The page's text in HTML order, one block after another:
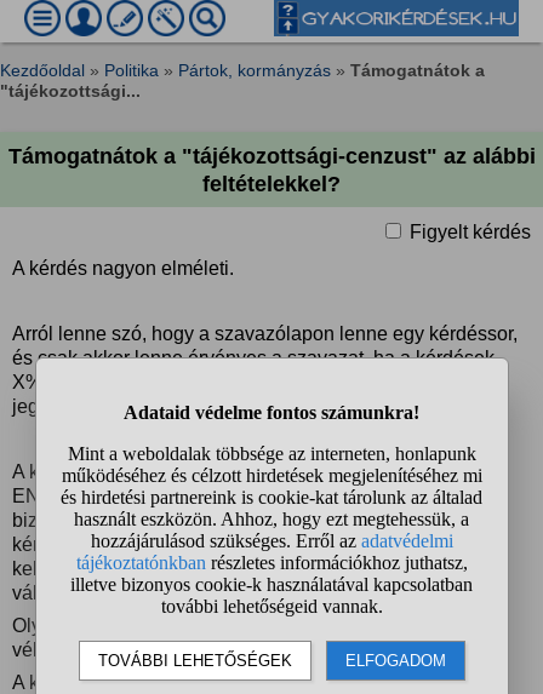
Kezdőoldal » Politika » Pártok, kormányzás » Támogatnátok a
"tájékozottsági...
Támogatnátok a "tájékozottsági-cenzust" az alábbi
feltételekkel?
Figyelt kérdés
A kérdés nagyon elméleti.
Arról lenne szó, hogy a szavazólapon lenne egy kérdéssor,
és csak akkor lenne érvényes a szavazat, ha a kérdések
X%-ára jól válaszolt. Vagy eleve csak az kerülne be a
jegyzékbe, aki előzetesen kitöltött egy ilyet.
A kérdéseket valamilyen független szervezet (EU vagy
ENSZ vagy egyéb, várom a javaslatokat!) által kijelölt
bizottság állítaná össze/ellenőrizné. Nem lennének nehéz
kérdések, csak az lenne a feladatuk, hogy kiszűrjék a "rá
kell szavazni, nem? pedig bemondta a TV"- típusú
választókat.
Olyan lenne, mint a KRESZ vizsga:X kérdésből kapsz
véletlenszerűen kiválasztott Y darabot.
A kérdések az elmúlt 4 évre vonatkozó, egyszerűen